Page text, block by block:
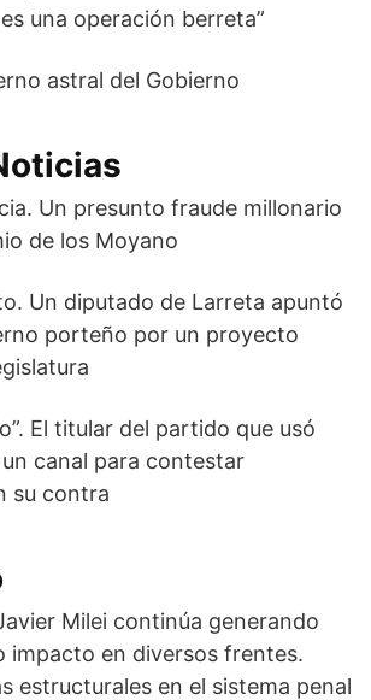
una operación berreta”
astral del Gobierno
Un presunto fraude millonario
de los Moyano
Un diputado de Larreta apuntó
porteño por un proyecto
El titular del partido que usó
canal para contestar
su contra
Milei continúa generando
impacto en diversos frentes.
estructurales en el sistema penal